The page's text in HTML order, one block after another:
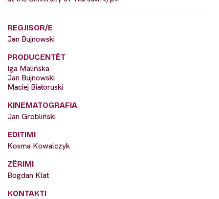
REGJISOR/E
Jan Bujnowski
PRODUCENTËT
Iga Malińska
Jan Bujnowski
Maciej Białoruski
KINEMATOGRAFIA
Jan Grobliński
EDITIMI
Kosma Kowalczyk
ZËRIMI
Bogdan Klat
KONTAKTI